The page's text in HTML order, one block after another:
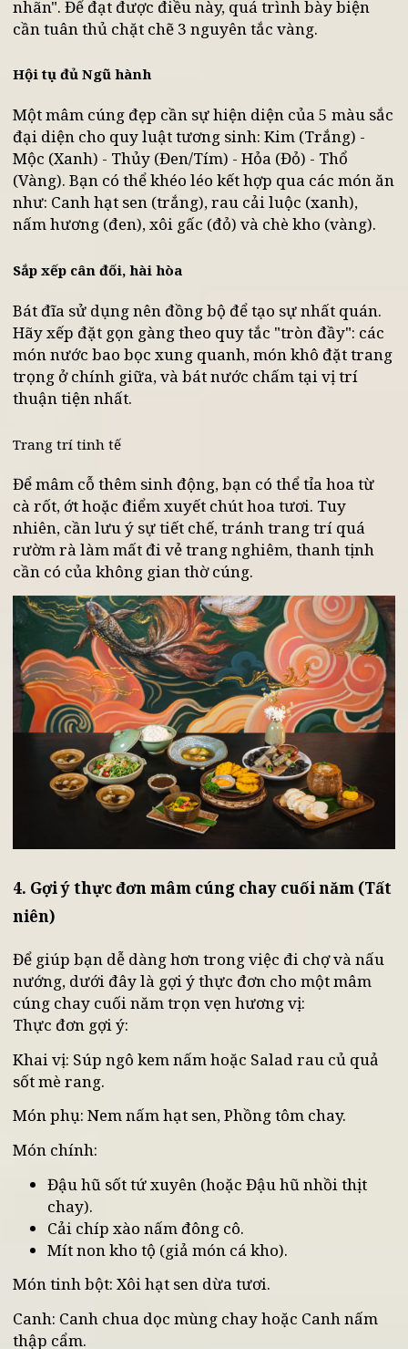
trọng
Trong văn hóa tâm linh người Việt, sự chỉn chu về
hình thức chính là tấm gương phản chiếu lòng
thành kính của gia chủ. Do đó, lễ vật dâng lên tổ
tiên không chỉ cần "mỹ vị" mà còn phải "mãn
nhãn". Để đạt được điều này, quá trình bày biện
cần tuân thủ chặt chẽ 3 nguyên tắc vàng.
Hội tụ đủ Ngũ hành
Một mâm cúng đẹp cần sự hiện diện của 5 màu
Mộc (Xanh) - Thủy (Đen/Tím) - Hỏa (Đỏ) - Thổ
(Vàng). Bạn có thể khéo léo kết hợp qua các món
như: Canh hạt sen (trắng), rau cải luộc (xanh),
nấm hương (đen), xôi gấc (đỏ) và chè kho (vàng).
Sắp xếp cân đối, hài hòa
Bát đĩa sử dụng nên đồng bộ để tạo sự nhất quán.
Hãy xếp đặt gọn gàng theo quy tắc "tròn đầy": các
món nước bao bọc xung quanh, món khô đặt
trọng ở chính giữa, và bát nước chấm tại vị trí
thuận tiện nhất.
Trang trí tinh tế
Để mâm cỗ thêm sinh động, bạn có thể tỉa hoa từ
cà rốt, ớt hoặc điểm xuyết chút hoa tươi. Tuy
nhiên, cần lưu ý sự tiết chế, tránh trang trí quá
rườm rà làm mất đi vẻ trang nghiêm, thanh tịnh
cần có của không gian thờ cúng.
4. Gợi ý thực đơn mâm cúng chay cuối năm
niên)
Để giúp bạn dễ dàng hơn trong việc đi chợ và nấu
nướng, dưới đây là gợi ý thực đơn cho một mâm
cúng chay cuối năm trọn vẹn hương vị:
Thực đơn gợi ý:
Khai vị: Súp ngô kem nấm hoặc Salad rau củ quả
sốt mè rang.
Món phụ: Nem nấm hạt sen, Phồng tôm chay.